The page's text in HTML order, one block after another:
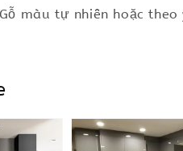
màu tự nhiên hoặc